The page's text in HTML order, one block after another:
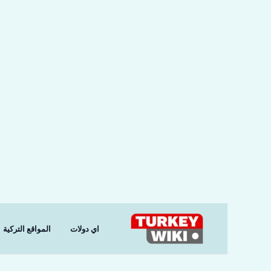
اي دولات المواقع التركية